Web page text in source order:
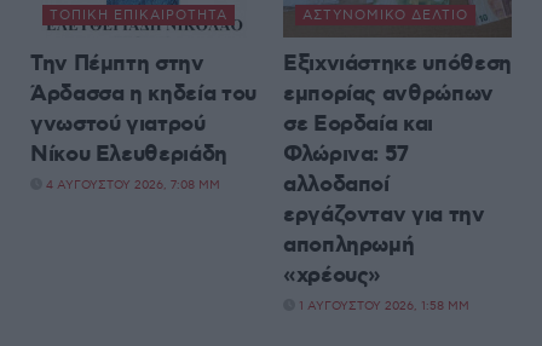
ΤΟΠΙΚΉ ΕΠΙΚΑΙΡΌΤΗΤΑ
Την Πέμπτη στην
Άρδασσα η κηδεία του
γνωστού γιατρού
Νίκου Ελευθεριάδη
4 ΑΥΓΟΎΣΤΟΥ 2026, 7:08 ΜΜ
ΑΣΤΥΝΟΜΙΚΌ ΔΕΛΤΊΟ
Εξιχνιάστηκε υπόθεση
εμπορίας ανθρώπων
σε Εορδαία και
Φλώρινα: 57
αλλοδαποί
εργάζονταν για την
αποπληρωμή
«χρέους»
1 ΑΥΓΟΎΣΤΟΥ 2026, 1:58 ΜΜ